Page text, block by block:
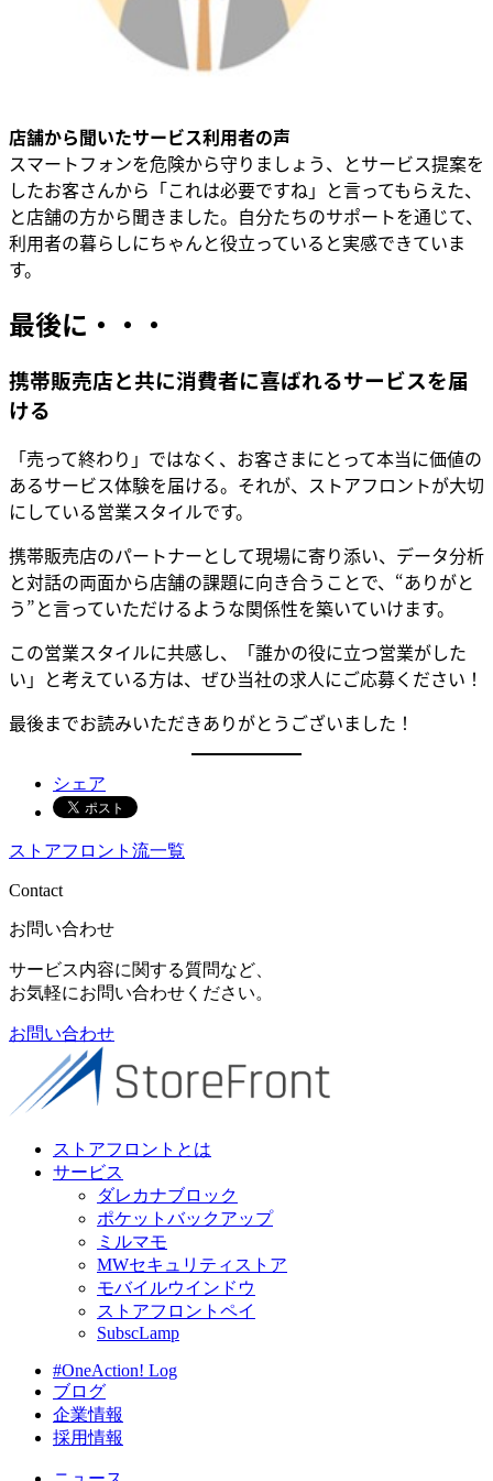
店舗から聞いたサービス利用者の声
スマートフォンを危険から守りましょう、とサービス提案を
したお客さんから「これは必要ですね」と言ってもらえた、
と店舗の方から聞きました。自分たちのサポートを通じて、
利用者の暮らしにちゃんと役立っていると実感できていま
す。
最後に・・・
携帯販売店と共に消費者に喜ばれるサービスを届
ける
「売って終わり」ではなく、お客さまにとって本当に価値の
あるサービス体験を届ける。それが、ストアフロントが大切
にしている営業スタイルです。
携帯販売店のパートナーとして現場に寄り添い、データ分析
と対話の両面から店舗の課題に向き合うことで、“ありがと
う”と言っていただけるような関係性を築いていけます。
この営業スタイルに共感し、「誰かの役に立つ営業がした
い」と考えている方は、ぜひ当社の求人にご応募ください！
最後までお読みいただきありがとうございました！
シェア
ストアフロント流一覧
Contact
お問い合わせ
サービス内容に関する質問など、
お気軽にお問い合わせください。
お問い合わせ
ストアフロントとは
サービス
ダレカナブロック
ポケットバックアップ
ミルマモ
MWセキュリティストア
モバイルウインドウ
ストアフロントペイ
SubscLamp
#OneAction! Log
ブログ
企業情報
採用情報